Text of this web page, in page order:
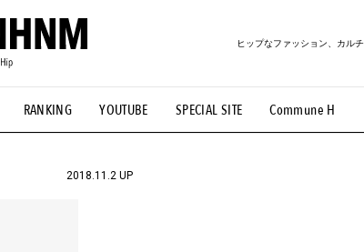
RANKING YOUTUBE SPECIAL SITE Commune H
ヒップなファッション、カル
#マイナーグッド図鑑 #路地裏てぃーん。
#FASHION #MUSIC #MOVIE #LIFESTYLE
2018.11.2 UP